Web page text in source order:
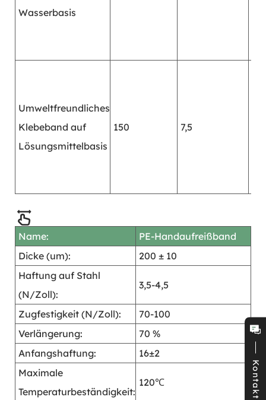
Wasserbasis
Umweltfreundliches
Klebeband auf
Lösungsmittelbasis
150 7,5
Name:
PE-Handaufreißband
Dicke (um):
200 ± 10
Haftung auf Stahl
(N/Zoll):
3,5-4,5
Zugfestigkeit (N/Zoll):
70-100
Verlängerung:
70 %
Anfangshaftung:
16±2
Maximale
Temperaturbeständigkeit:
120℃ Kontakt